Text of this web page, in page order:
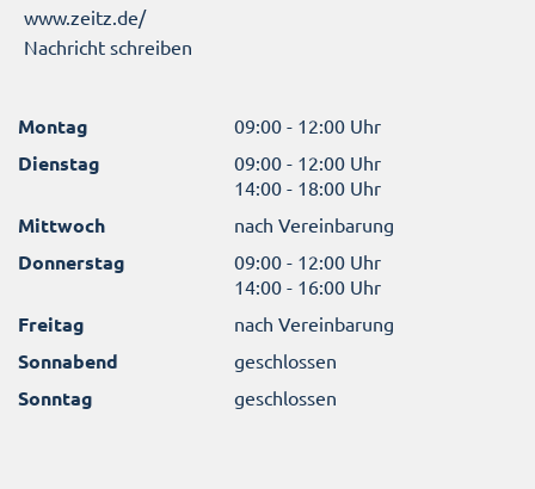
www.zeitz.de/
Nachricht schreiben
Montag 09:00 - 12:00 Uhr
Dienstag
09:00 - 12:00 Uhr
14:00 - 18:00 Uhr
Mittwoch nach Vereinbarung
Donnerstag
09:00 - 12:00 Uhr
14:00 - 16:00 Uhr
Freitag nach Vereinbarung
Sonnabend geschlossen
Sonntag geschlossen